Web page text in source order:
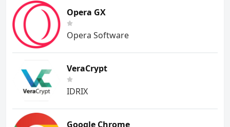
Opera GX
Opera Software
VeraCrypt
IDRIX
Google Chrome